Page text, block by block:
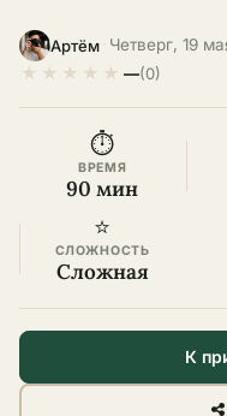
Артём Четверг, 19
★ ★ ★ ★ ★ —(0)
⏱
ВРЕМЯ
90 мин
⭐
СЛОЖНОСТЬ
Сложная
К